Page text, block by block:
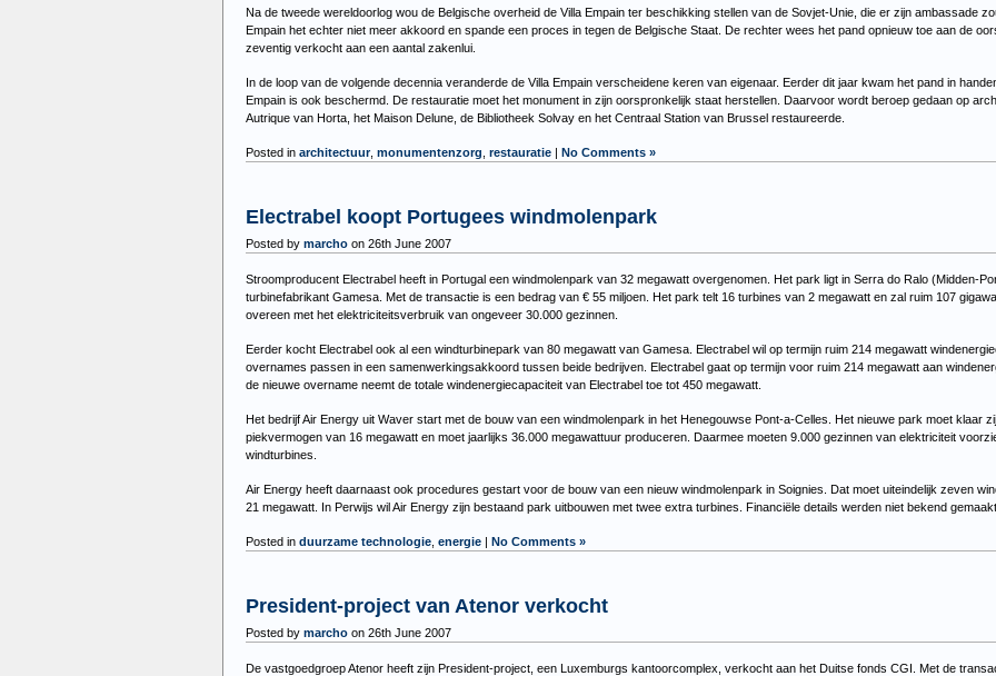
Na de tweede wereldoorlog wou de Belgische overheid de Villa Empain ter beschikking stellen van de Sovjet-Unie, die er zijn ambassade
Empain het echter niet meer akkoord en spande een proces in tegen de Belgische Staat. De rechter wees het pand opnieuw toe aan de
zeventig verkocht aan een aantal zakenlui.
In de loop van de volgende decennia veranderde de Villa Empain verscheidene keren van eigenaar. Eerder dit jaar kwam het pand in
Empain is ook beschermd. De restauratie moet het monument in zijn oorspronkelijk staat herstellen. Daarvoor wordt beroep gedaan op
Autrique van Horta, het Maison Delune, de Bibliotheek Solvay en het Centraal Station van Brussel restaureerde.
Posted in architectuur, monumentenzorg restauratie | No Comments »
Electrabel koopt Portugees windmolenpark
Posted by marcho on 26th June 2007
Stroomproducent Electrabel heeft in Portugal een windmolenpark van 32 megawatt overgenomen. Het park ligt in Serra do Ralo (Midden-
turbinefabrikant Gamesa. Met de transactie is een bedrag van € 55 miljoen. Het park telt 16 turbines van 2 megawatt en zal ruim 107
overeen met het elektriciteitsverbruik van ongeveer 30.000 gezinnen.
Eerder kocht Electrabel ook al een windturbinepark van 80 megawatt van Gamesa. Electrabel wil op termijn ruim 214 megawatt
overnames passen in een samenwerkingsakkoord tussen beide bedrijven. Electrabel gaat op termijn voor ruim 214 megawatt aan
de nieuwe overname neemt de totale windenergiecapaciteit van Electrabel toe tot 450 megawatt.
Het bedrijf Air Energy uit Waver start met de bouw van een windmolenpark in het Henegouwse Pont-a-Celles. Het nieuwe park moet klaar
piekvermogen van 16 megawatt en moet jaarlijks 36.000 megawattuur produceren. Daarmee moeten 9.000 gezinnen van elektriciteit
windturbines.
Air Energy heeft daarnaast ook procedures gestart voor de bouw van een nieuw windmolenpark in Soignies. Dat moet uiteindelijk zeven
21 megawatt. In Perwijs wil Air Energy zijn bestaand park uitbouwen met twee extra turbines. Financiële details werden niet bekend
Posted in duurzame technologie energie | No Comments »
President-project van Atenor verkocht
Posted by marcho on 26th June 2007
De vastgoedgroep Atenor heeft zijn President-project, een Luxemburgs kantoorcomplex, verkocht aan het Duitse fonds CGI. Met de